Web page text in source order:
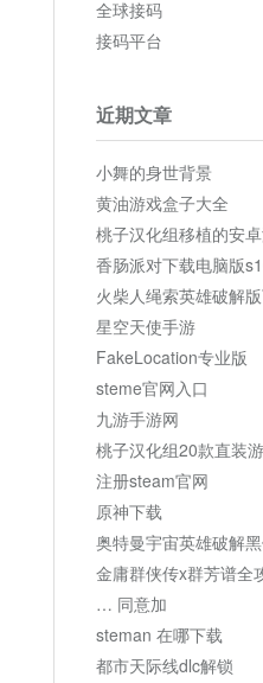
全球接码
接码平台
近期文章
小舞的身世背景
黄油游戏盒子大全
桃子汉化组移植的安
香肠派对下载电脑版
火柴人绳索英雄破解
星空天使手游
FakeLocation专业版
steme官网入口
九游手游网
桃子汉化组20款直装
注册steam官网
原神下载
奥特曼宇宙英雄破解
金庸群侠传x群芳谱全
… 同意加
steman 在哪下载
都市天际线dlc解锁